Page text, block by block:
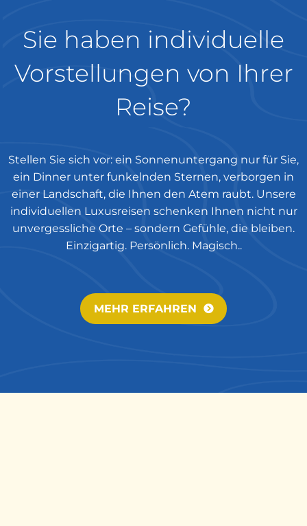
Sie haben individuelle
Vorstellungen von Ihrer
Reise?
Stellen Sie sich vor: ein Sonnenuntergang nur für Sie,
ein Dinner unter funkelnden Sternen, verborgen in
einer Landschaft, die Ihnen den Atem raubt. Unsere
individuellen Luxusreisen schenken Ihnen nicht nur
unvergessliche Orte – sondern Gefühle, die bleiben.
Einzigartig. Persönlich. Magisch..
MEHR ERFAHREN